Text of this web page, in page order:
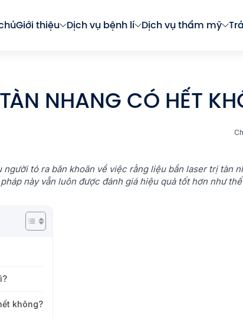
Giới thiệu Dịch vụ bệnh lí Dịch vụ thẩm mỹ
NHANG CÓ HẾT
tỏ ra băn khoăn về việc rằng liệu bắn laser trị tàn
này vẫn luôn được đánh giá hiệu quả tốt hơn như
không?